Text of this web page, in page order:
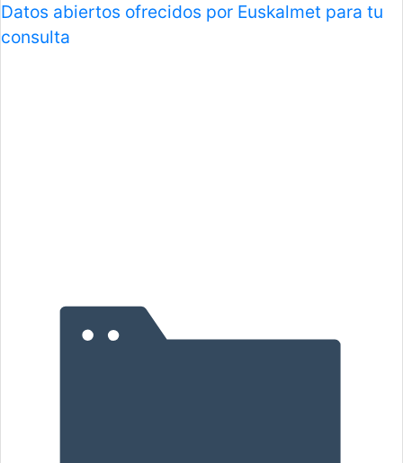
Datos abiertos ofrecidos por Euskalmet para tu
consulta